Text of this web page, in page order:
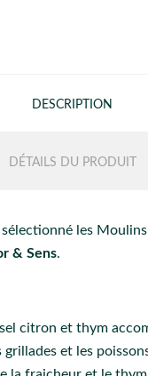
DESCRIPTION
DÉTAILS DU PRODUIT
les Moulins
& Sens.
citron et thym
grillades et les